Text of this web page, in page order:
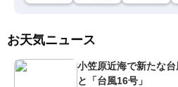
お天気ニュース
小笠原近海で新たな
と「台風16号」